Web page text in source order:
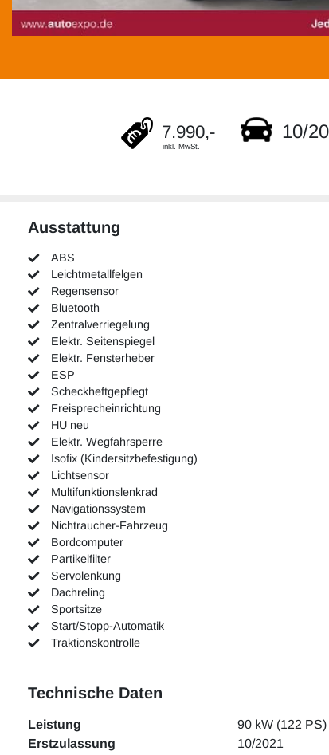
7.990,-
inkl. MwSt.
10/
Ausstattung
ABS
Leichtmetallfelgen
Regensensor
Bluetooth
Zentralverriegelung
Elektr. Seitenspiegel
Elektr. Fensterheber
ESP
Scheckheftgepflegt
Freisprecheinrichtung
HU neu
Elektr. Wegfahrsperre
Isofix (Kindersitzbefestigung)
Lichtsensor
Multifunktionslenkrad
Navigationssystem
Nichtraucher-Fahrzeug
Bordcomputer
Partikelfilter
Servolenkung
Dachreling
Sportsitze
Start/Stopp-Automatik
Traktionskontrolle
Technische Daten
Leistung
90 kW (122 PS)
Erstzulassung
10/2021